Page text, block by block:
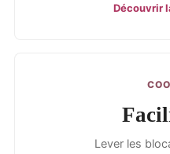
Découvrir
Lever les